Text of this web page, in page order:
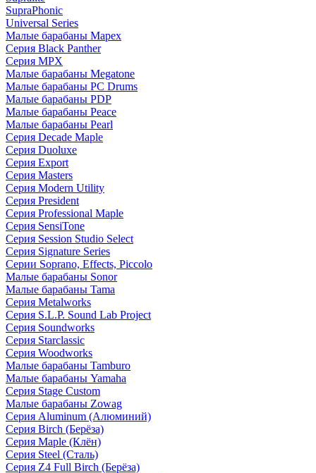
SupraPhonic
Universal Series
Малые барабаны Mapex
Серия Black Panther
Серия MPX
Малые барабаны Megatone
Малые барабаны PC Drums
Малые барабаны PDP
Малые барабаны Peace
Малые барабаны Pearl
Серия Decade Maple
Серия Duoluxe
Серия Export
Серия Masters
Серия Modern Utility
Серия President
Серия Professional Maple
Серия SensiTone
Серия Session Studio Select
Серия Signature Series
Серии Soprano, Effects, Piccolo
Малые барабаны Sonor
Малые барабаны Tama
Серия Metalworks
Серия S.L.P. Sound Lab Project
Серия Soundworks
Серия Starclassic
Серия Woodworks
Малые барабаны Tamburo
Малые барабаны Yamaha
Серия Stage Custom
Малые барабаны Zowag
Серия Aluminum (Алюминий)
Серия Birch (Берёза)
Серия Maple (Клён)
Серия Steel (Сталь)
Серия Z4 Full Birch (Берёза)